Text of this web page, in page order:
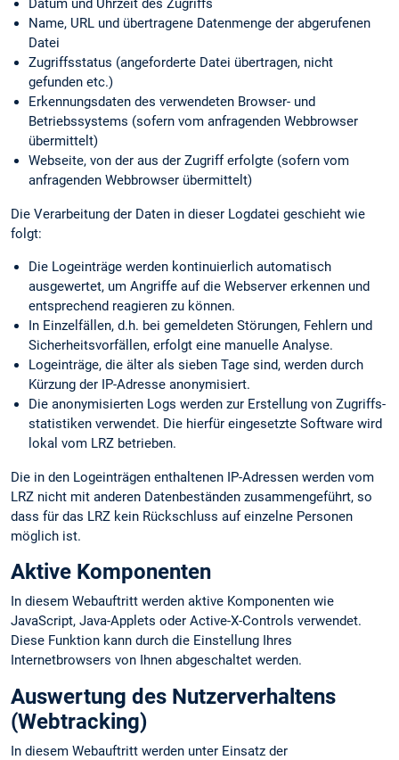
Datum und Uhrzeit des Zugriffs
Name, URL und übertragene Datenmenge der abgerufenen
Datei
Zugriffsstatus (angeforderte Datei übertragen, nicht
gefunden etc.)
Erkennungs­daten des verwendeten Browser- und
Betriebssystems (sofern vom anfragenden Webbrowser
übermittelt)
Webseite, von der aus der Zugriff erfolgte (sofern vom
anfragenden Webbrowser übermittelt)
Die Verarbeitung der Daten in dieser Logdatei geschieht wie
folgt:
Die Logeinträge werden kontinuierlich automatisch
ausgewertet, um Angriffe auf die Webserver erkennen und
entsprechend reagieren zu können.
In Einzelfällen, d.h. bei gemeldeten Störungen, Fehlern und
Sicherheits­vorfällen, erfolgt eine manuelle Analyse.
Logeinträge, die älter als sieben Tage sind, werden durch
Kürzung der IP-Adresse anonymisiert.
Die anonymisierten Logs werden zur Erstellung von Zugriffs­
statistiken verwendet. Die hierfür eingesetzte Software wird
lokal vom LRZ betrieben.
Die in den Logeinträgen enthaltenen IP-Adressen werden vom
LRZ nicht mit anderen Datenbeständen zusammengeführt, so
dass für das LRZ kein Rückschluss auf einzelne Personen
möglich ist.
Aktive Komponenten
In diesem Webauftritt werden aktive Komponenten wie
JavaScript, Java-Applets oder Active-X-Controls verwendet.
Diese Funktion kann durch die Einstellung Ihres
Internetbrowsers von Ihnen abgeschaltet werden.
Auswertung des Nutzerverhaltens
(Webtracking)
In diesem Webauftritt werden unter Einsatz der